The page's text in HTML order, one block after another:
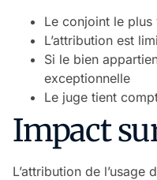
Le conjoint le plus
L’attribution est
Si le bien
exceptionnelle
Le juge tient
Impact
L’attribution de